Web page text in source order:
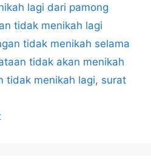
lagi dari pamong
tidak menikah lagi
tidak menikah selama
tidak akan menikah
tidak menikah lagi, surat